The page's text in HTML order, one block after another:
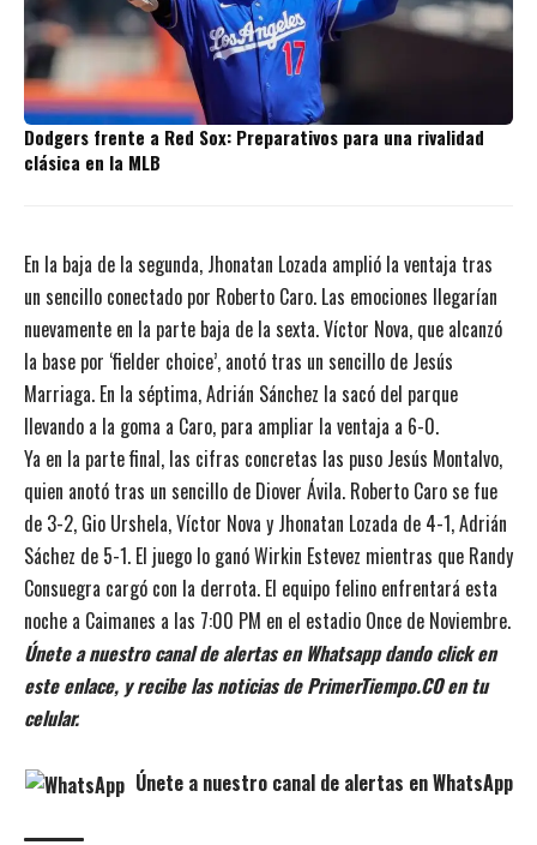
Dodgers frente a Red Sox: Preparativos para una rivalidad
clásica en la MLB
En la baja de la segunda, Jhonatan Lozada amplió la ventaja tras
un sencillo conectado por Roberto Caro. Las emociones llegarían
nuevamente en la parte baja de la sexta. Víctor Nova, que alcanzó
la base por ‘fielder choice’, anotó tras un sencillo de Jesús
Marriaga. En la séptima, Adrián Sánchez la sacó del parque
llevando a la goma a Caro, para ampliar la ventaja a 6-0.
Ya en la parte final, las cifras concretas las puso Jesús Montalvo,
quien anotó tras un sencillo de Diover Ávila. Roberto Caro se fue
de 3-2, Gio Urshela, Víctor Nova y Jhonatan Lozada de 4-1, Adrián
Sáchez de 5-1. El juego lo ganó Wirkin Estevez mientras que Randy
Consuegra cargó con la derrota. El equipo felino enfrentará esta
noche a Caimanes a las 7:00 PM en el estadio Once de Noviembre.
Únete a nuestro canal de alertas en Whatsapp dando click en
este enlace, y recibe las noticias de PrimerTiempo.CO en tu
celular.
Únete a nuestro canal de alertas en WhatsApp